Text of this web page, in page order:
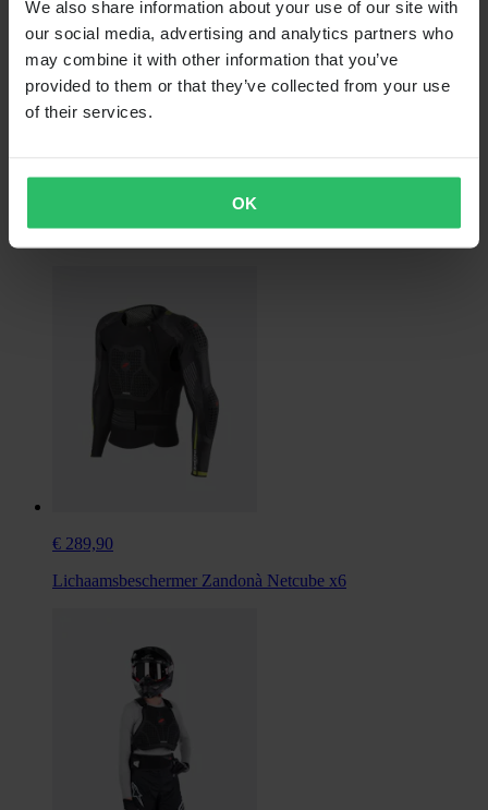
We also share information about your use of our site with
our social media, advertising and analytics partners who
may combine it with other information that you’ve
provided to them or that they’ve collected from your use
of their services.
OK
€ 289,90
Lichaamsbeschermer Zandonà Netcube x6